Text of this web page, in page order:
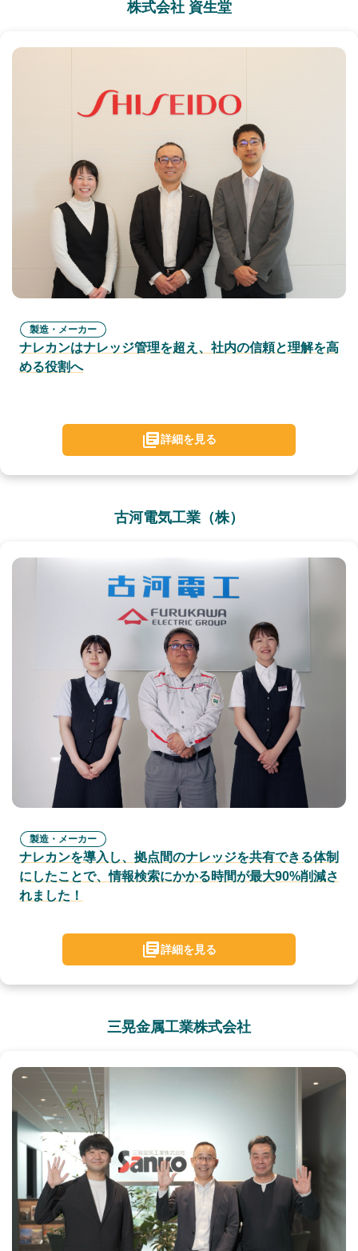
株式会社 資生堂
製造・メーカー
ナレカンはナレッジ管理を超え、社内の信頼と理解を高
める役割へ
詳細を見る
古河電気工業（株）
製造・メーカー
ナレカンを導入し、拠点間のナレッジを共有できる体制
にしたことで、情報検索にかかる時間が最大90%削減さ
れました！
詳細を見る
三晃金属工業株式会社